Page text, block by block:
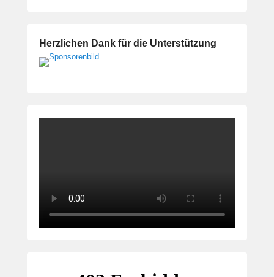
Herzlichen Dank für die Unterstützung